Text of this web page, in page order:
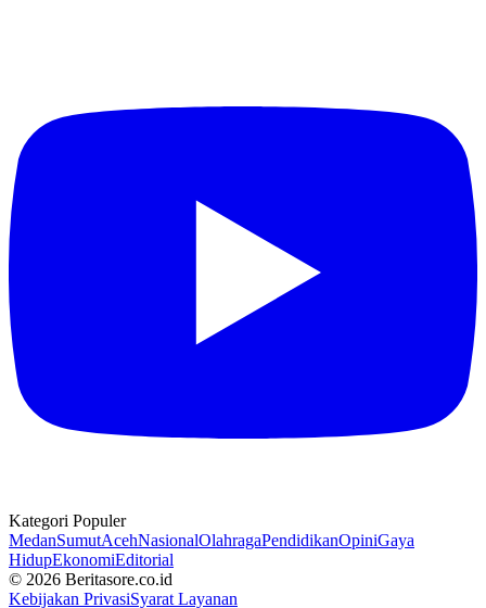
Kategori Populer
MedanSumutAcehNasionalOlahragaPendidikanOpiniGaya
HidupEkonomiEditorial
© 2026 Beritasore.co.id
Kebijakan PrivasiSyarat Layanan